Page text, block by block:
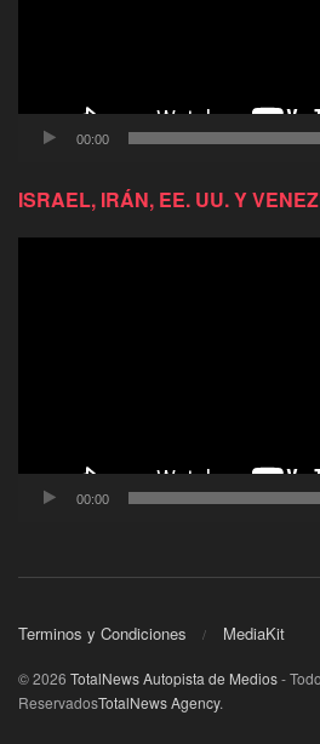
00:00
ISRAEL, IRÁN, EE. UU. Y
00:00
Terminos y Condiciones MediaKit
© 2026 TotalNews Autopista de Medios-
ReservadosTotalNews Agency.